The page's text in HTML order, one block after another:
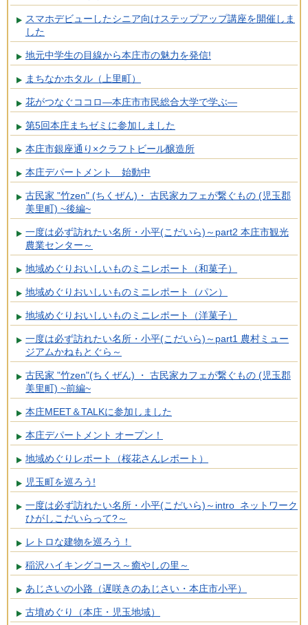
スマホデビューしたシニア向けステップアップ講座を開催しま
した
地元中学生の目線から本庄市の魅力を発信!
まちなかホタル（上里町）
花がつなぐココロ―本庄市市民総合大学で学ぶ―
第5回本庄まちゼミに参加しました
本庄市銀座通り×クラフトビール醸造所
本庄デパートメント 始動中
古民家 "竹zen" (ちくぜん)・ 古民家カフェが繋ぐもの (児玉郡
美里町) ~後編~
一度は必ず訪れたい名所・小平(こだいら)～part2 本庄市観光
農業センター～
地域めぐりおいしいものミニレポート（和菓子）
地域めぐりおいしいものミニレポート（パン）
地域めぐりおいしいものミニレポート（洋菓子）
一度は必ず訪れたい名所・小平(こだいら)～part1 農村ミュー
ジアムかねもとぐら～
古民家 "竹zen"(ちくぜん) ・ 古民家カフェが繋ぐもの (児玉郡
美里町) ~前編~
本庄MEET＆TALKに参加しました
本庄デパートメント オープン！
地域めぐりレポート（桜花さんレポート）
児玉町を巡ろう!
一度は必ず訪れたい名所・小平(こだいら)～intro ネットワーク
ひがしこだいらって?～
レトロな建物を巡ろう！
稲沢ハイキングコース～癒やしの里～
あじさいの小路（遅咲きのあじさい・本庄市小平）
古墳めぐり（本庄・児玉地域）